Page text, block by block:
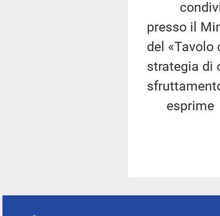
presso il
del «Tavolo
strategia di
esprime